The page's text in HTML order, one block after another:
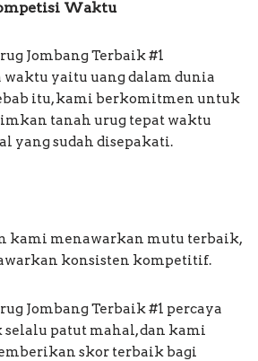
Waktu
Jombang Terbaik #1
yaitu uang dalam dunia
itu, kami berkomitmen untuk
tanah urug tepat waktu
yang sudah disepakati.
kami menawarkan mutu terbaik,
konsisten kompetitif.
Jombang Terbaik #1 percaya
patut mahal, dan kami
skor terbaik bagi